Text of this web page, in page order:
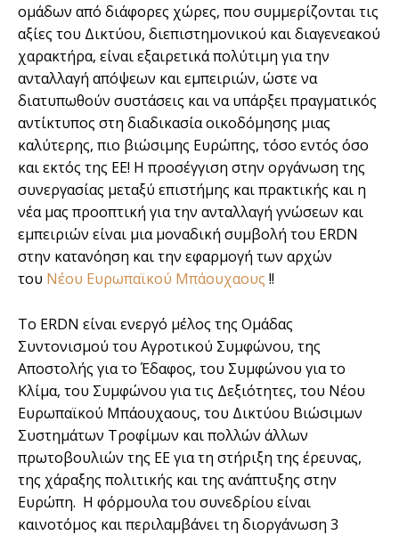
ομάδων από διάφορες χώρες, που συμμερίζονται τις
αξίες του Δικτύου, διεπιστημονικού και διαγενεακού
χαρακτήρα, είναι εξαιρετικά πολύτιμη για την
ανταλλαγή απόψεων και εμπειριών, ώστε να
διατυπωθούν συστάσεις και να υπάρξει πραγματικός
αντίκτυπος στη διαδικασία οικοδόμησης μιας
καλύτερης, πιο βιώσιμης Ευρώπης, τόσο εντός όσο
και εκτός της ΕΕ! Η προσέγγιση στην οργάνωση της
συνεργασίας μεταξύ επιστήμης και πρακτικής και η
νέα μας προοπτική για την ανταλλαγή γνώσεων και
εμπειριών είναι μια μοναδική συμβολή του ERDN
στην κατανόηση και την εφαρμογή των αρχών
του Νέου Ευρωπαϊκού Μπάουχαους !!
Το ERDN είναι ενεργό μέλος της Ομάδας
Συντονισμού του Αγροτικού Συμφώνου, της
Αποστολής για το Έδαφος, του Συμφώνου για το
Κλίμα, του Συμφώνου για τις Δεξιότητες, του Νέου
Ευρωπαϊκού Μπάουχαους, του Δικτύου Βιώσιμων
Συστημάτων Τροφίμων και πολλών άλλων
πρωτοβουλιών της ΕΕ για τη στήριξη της έρευνας,
της χάραξης πολιτικής και της ανάπτυξης στην
Ευρώπη. Η φόρμουλα του συνεδρίου είναι
καινοτόμος και περιλαμβάνει τη διοργάνωση 3